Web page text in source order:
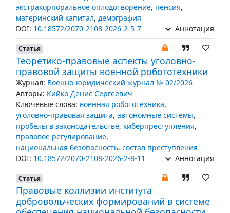
экстракорпоральное оплодотворение, пенсия,
материнский капитал, демография
DOI: 10.18572/2070-2108-2026-2-5-7 Аннотация
Статья
Теоретико-правовые аспекты уголовно-
правовой защиты военной робототехники
Журнал: Военно-юридический журнал № 02/2026
Авторы: Кийко Денис Сергеевич
Ключевые слова: военная робототехника,
уголовно-правовая защита, автономные системы,
пробелы в законодательстве, киберпреступления,
правовое регулирование,
национальная безопасность, состав преступления
DOI: 10.18572/2070-2108-2026-2-8-11 Аннотация
Статья
Правовые коллизии института
добровольческих формирований в системе